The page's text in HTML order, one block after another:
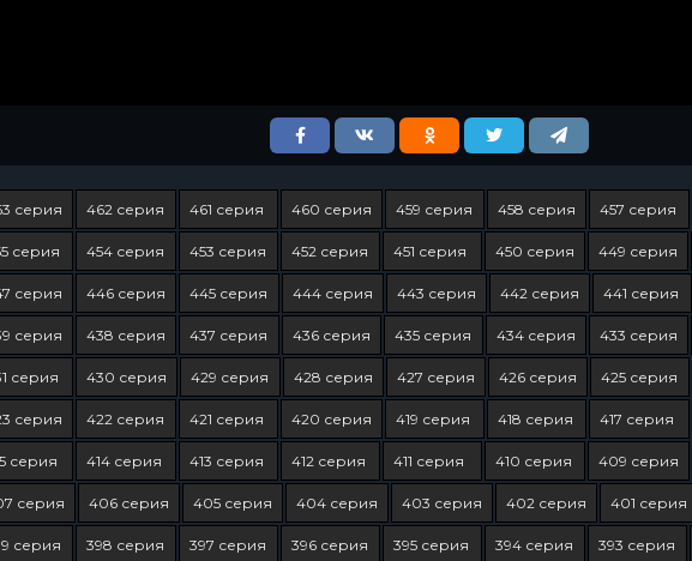
серия 462 серия 461 серия 460 серия 459 серия 458 серия 457 серия
серия 454 серия 453 серия 452 серия 451 серия 450 серия 449 серия
серия 446 серия 445 серия 444 серия 443 серия 442 серия 441 серия
серия 438 серия 437 серия 436 серия 435 серия 434 серия 433 серия
серия 430 серия 429 серия 428 серия 427 серия 426 серия 425 серия
серия 422 серия 421 серия 420 серия 419 серия 418 серия 417 серия
серия 414 серия 413 серия 412 серия 411 серия 410 серия 409 серия
серия 406 серия 405 серия 404 серия 403 серия 402 серия 401 серия
серия 398 серия 397 серия 396 серия 395 серия 394 серия 393 серия